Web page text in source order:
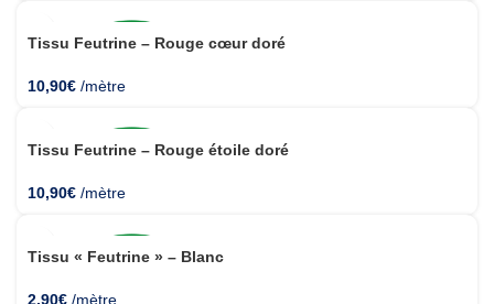
Tissu Feutrine – Rouge cœur doré
10,90€ /mètre
Tissu Feutrine – Rouge étoile doré
10,90€ /mètre
Tissu « Feutrine » – Blanc
2,90€ /mètre